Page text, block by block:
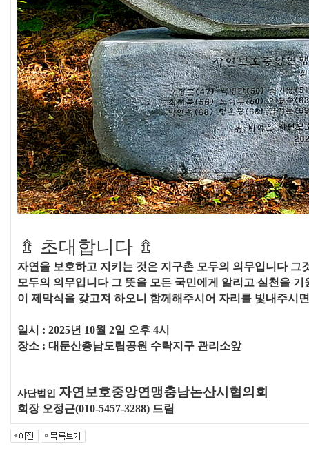
⇯ 초대합니다 ⇯
자연을 보호하고 지키는 것은 지구촌 모두의 의무입니다
모두의 의무입니다 그 뜻을 모든 국민에게 알리고 실천을 기
이 제막식을 갖고져 하오니 함께해주시어 자리를 빛내주시
일시 : 2025년 10월 2일 오후 4시
장소 : 대둔산충남도립공원 수락지구 관리소앞
사단법인 자연보호중앙연맹충남논산시협의회
회장 오정근(010-5457-3288) 드림